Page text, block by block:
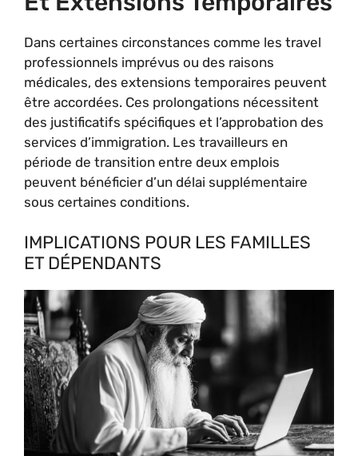
Dans certaines circonstances comme les travel
professionnels imprévus ou des raisons
médicales, des extensions temporaires peuvent
être accordées. Ces prolongations nécessitent
des justificatifs spécifiques et l’approbation des
services d’immigration. Les travailleurs en
période de transition entre deux emplois
peuvent bénéficier d’un délai supplémentaire
sous certaines conditions.
IMPLICATIONS POUR LES FAMILLES
ET DÉPENDANTS